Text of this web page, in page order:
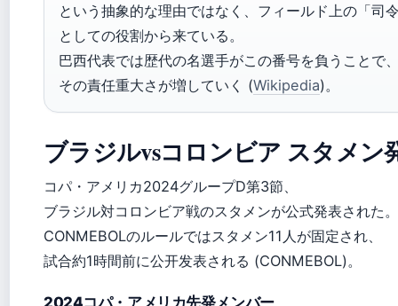
という抽象的な理由ではなく、フィールド上の「司
としての役割から来ている。
巴西代表では歴代の名選手がこの番号を負うことで
その責任重大さが増していく (Wikipedia)。
ブラジルvsコロンビア スタメン
コパ・アメリカ2024グループD第3節、
ブラジル対コロンビア戦のスタメンが公式発表された。
CONMEBOLのルールではスタメン11人が固定され、
試合約1時間前に公开发表される (CONMEBOL)。
2024コパ・アメリカ先発メンバー